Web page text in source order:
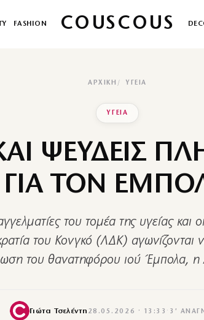
FASHION COUSCOUS
ΑΡΧΙΚΉ ΥΓΕΙΑ
ΥΓΕΙΑ
ΨΕΥΔΕΙΣ
ΓΙΑ ΤΟΝ
του τομέα της υγείας και
του Κονγκό (ΛΔΚ) αγωνίζονται
του θανατηφόρου ιού Έμπολα,
Γιώτα Τσελέντη 28.05.2026 · 13:33 · 3′